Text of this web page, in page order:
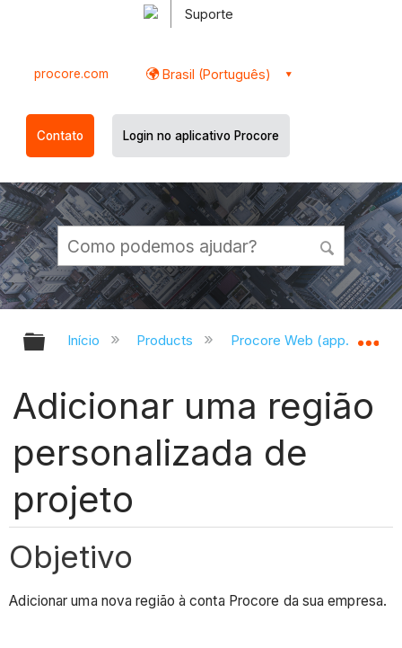
Suporte
procore.com Brasil (Português)
Contato Login no aplicativo Procore
Expandir/recolher hierarquia
Início Products Procore Web
Adicionar uma região
personalizada de
projeto
Objetivo
Adicionar uma nova região à conta Procore da sua empresa.